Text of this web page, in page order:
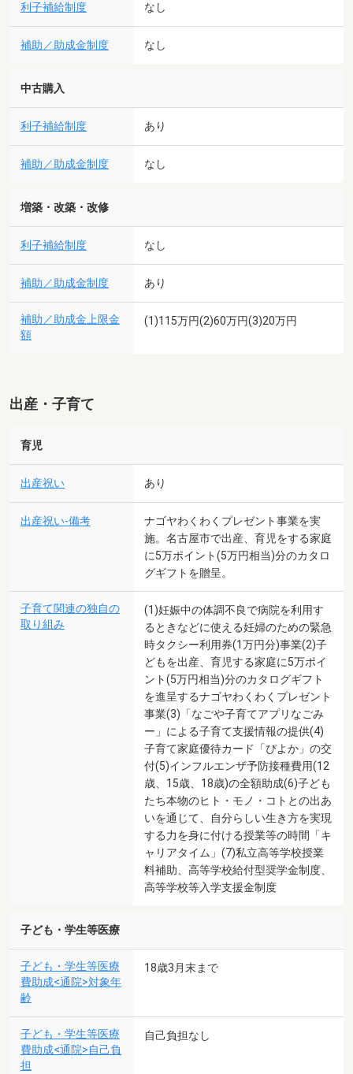
利子補給制度 なし
補助／助成金制度 なし
中古購入
利子補給制度 あり
補助／助成金制度 なし
増築・改築・改修
利子補給制度 なし
補助／助成金制度 あり
補助／助成金上限金
額
(1)115万円(2)60万円(3)20万円
出産・子育て
育児
出産祝い あり
出産祝い-備考
ナゴヤわくわくプレゼント事業を実
施。名古屋市で出産、育児をする家庭
に5万ポイント(5万円相当)分のカタロ
グギフトを贈呈。
子育て関連の独自の
取り組み
(1)妊娠中の体調不良で病院を利用す
るときなどに使える妊婦のための緊急
時タクシー利用券(1万円分)事業(2)子
どもを出産、育児する家庭に5万ポイ
ント(5万円相当)分のカタログギフト
を進呈するナゴヤわくわくプレゼント
事業(3)「なごや子育てアプリなごみ
ー」による子育て支援情報の提供(4)
子育て家庭優待カード「ぴよか」の交
付(5)インフルエンザ予防接種費用(12
歳、15歳、18歳)の全額助成(6)子ども
たち本物のヒト・モノ・コトとの出あ
いを通じて、自分らしい生き方を実現
する力を身に付ける授業等の時間「キ
ャリアタイム」(7)私立高等学校授業
料補助、高等学校給付型奨学金制度、
高等学校等入学支援金制度
子ども・学生等医療
子ども・学生等医療
費助成<通院>対象年
齢
18歳3月末まで
子ども・学生等医療
費助成<通院>自己負
担
自己負担なし